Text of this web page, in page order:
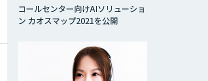
コールセンター向けAIソリューショ
ン カオスマップ2021を公開